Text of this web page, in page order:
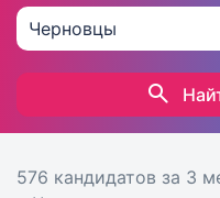
576 кандидатов за 3